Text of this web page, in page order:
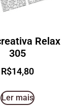
Relax
305
R$14,80
Ler mais